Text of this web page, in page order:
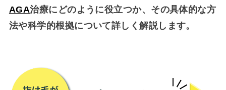
AGA治療にどのように役立つか、その具体的な方
法や科学的根拠について詳しく解説します。